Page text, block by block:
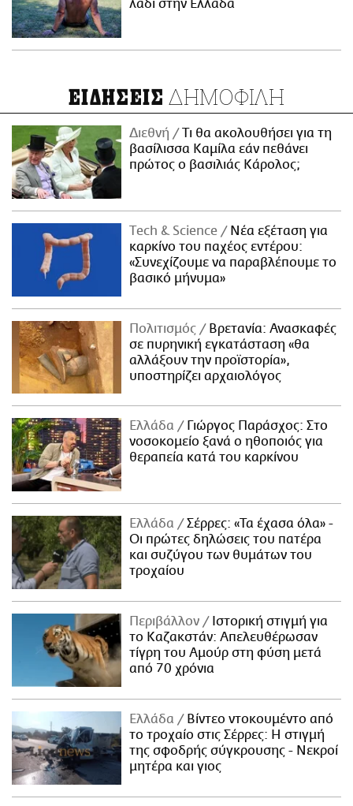
λάδι στην Ελλάδα
ΕΙΔΗΣΕΙΣ ΔΗΜΟΦΙΛΗ
Διεθνή
Τι θα ακολουθήσει για τη
βασίλισσα Καμίλα εάν πεθάνει
πρώτος ο βασιλιάς Κάρολος;
Τech & Science
Νέα εξέταση για
καρκίνο του παχέος εντέρου:
«Συνεχίζουμε να παραβλέπουμε το
βασικό μήνυμα»
Πολιτισμός
Βρετανία: Ανασκαφές
σε πυρηνική εγκατάσταση «θα
αλλάξουν την προϊστορία»,
υποστηρίζει αρχαιολόγος
Ελλάδα
Γιώργος Παράσχος: Στο
νοσοκομείο ξανά ο ηθοποιός για
θεραπεία κατά του καρκίνου
Ελλάδα
Σέρρες: «Τα έχασα όλα» -
Οι πρώτες δηλώσεις του πατέρα
και συζύγου των θυμάτων του
τροχαίου
Περιβάλλον
Ιστορική στιγμή για
το Καζακστάν: Απελευθέρωσαν
τίγρη του Αμούρ στη φύση μετά
από 70 χρόνια
Ελλάδα
Βίντεο ντοκουμέντο από
το τροχαίο στις Σέρρες: Η στιγμή
της σφοδρής σύγκρουσης - Νεκροί
μητέρα και γιος